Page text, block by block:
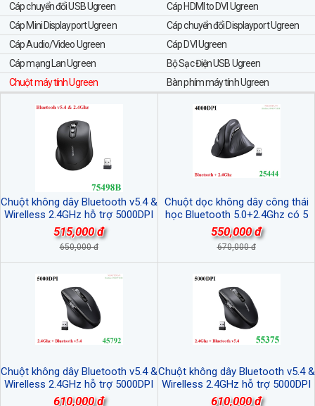
Cáp chuyển đổi USB Ugreen
Cáp HDMI to DVI Ugreen
Cáp Mini Displayport Ugreen
Cáp chuyển đổi Displayport Ugreen
Cáp Audio/Video Ugreen
Cáp DVI Ugreen
Cáp mạng Lan Ugreen
Bộ Sạc Điện USB Ugreen
Chuột máy tính Ugreen
Bàn phím máy tính Ugreen
Chuột không dây Bluetooth v5.4 &
Wirelless 2.4GHz hỗ trợ 5000DPI
Ugreen 75498B/M752 cao cấp
515,000 đ
650,000 đ
Chuột dọc không dây công thái
học Bluetooth 5.0+2.4Ghz có 5
nút 4000DPI Ugreen 25444 cao
cấp
550,000 đ
670,000 đ
Chuột không dây Bluetooth v5.4 &
Wirelless 2.4GHz hỗ trợ 5000DPI
Ugreen 45792 cao cấp
610,000 đ
Chuột không dây Bluetooth v5.4 &
Wirelless 2.4GHz hỗ trợ 5000DPI
Ugreen 55375 cao cấp
610,000 đ